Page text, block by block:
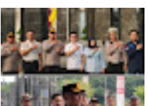
Medan Area